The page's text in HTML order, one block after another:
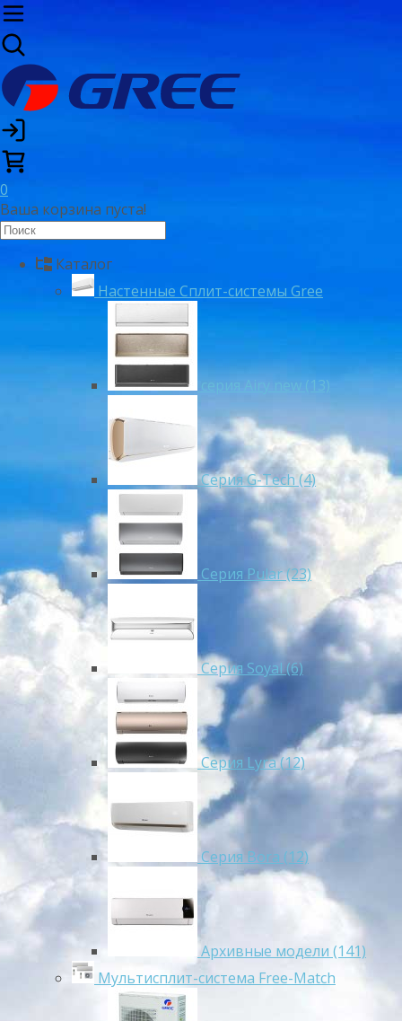
0
Ваша корзина пуста!
Каталог
Настенные Сплит-системы Gree
серия Airy new (13)
Серия G-Tech (4)
Серия Pular (23)
Cерия Soyal (6)
Серия Lyra (12)
Серия Bora (12)
Архивные модели (141)
Мультисплит-система Free-Match